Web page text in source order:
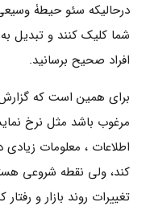
درحالیکه سئو حیطۀ
شما کلیک کنند و تبدیل
افراد صحیح برسانید.
برای همین است که
مرغوب باشد مثل نرخ
اطلاعات ، معلومات
کند، ولی نقطه شروعی
تغییرات روند بازار و